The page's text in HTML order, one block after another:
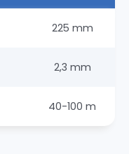
225 mm
2,3 mm
40-100 m